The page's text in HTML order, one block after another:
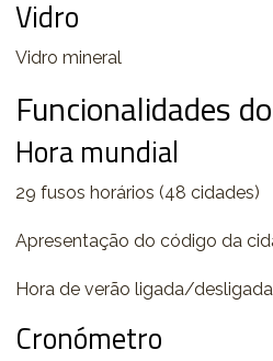
Vidro
Vidro mineral
Funcionalidades
Hora mundial
29 fusos horários (48 cidades)
Apresentação do código da
Hora de verão ligada/desligada
Cronómetro